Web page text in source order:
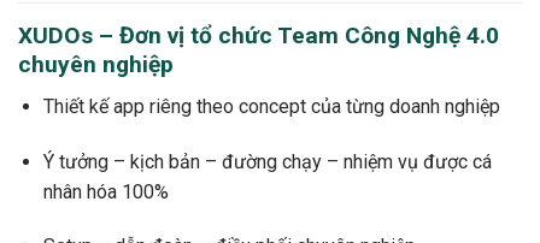
XUDOs – Đơn vị tổ chức Team Công Nghệ 4.0
chuyên nghiệp
Thiết kế app riêng theo concept của từng doanh nghiệp
Ý tưởng – kịch bản – đường chạy – nhiệm vụ được cá
nhân hóa 100%